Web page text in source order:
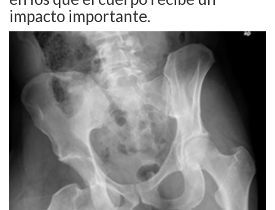
impacto importante.